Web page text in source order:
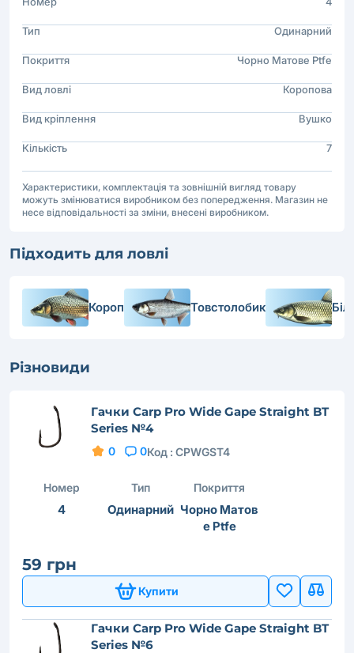
Тип Одинарний
Покриття Чорно Матове Ptfe
Вид ловлі Коропова
Вид кріплення Вушко
Кількість 7
Характеристики, комплектація та зовнішній вигляд товару
можуть змінюватися виробником без попередження. Магазин не
несе відповідальності за зміни, внесені виробником.
Підходить для ловлі
Короп Товстолобик
Різновиди
Гачки Carp Pro Wide Gape Straight BT
Series №4
0 0Код : CPWGST4
Номер
4
Тип
Одинарний
Покриття
Чорно Матов
е Ptfe
59 грн
Купити
Гачки Carp Pro Wide Gape Straight BT
Series №6